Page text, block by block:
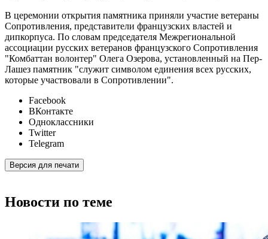
В церемонии открытия памятника приняли участие ветераны
Сопротивления, представители французских властей и
дипкорпуса. По словам председателя Межрегиональной
ассоциации русских ветеранов французского Сопротивления
"Комбаттан волонтер" Олега Озерова, установленный на Пер-
Лашез памятник "служит символом единения всех русских,
которые участвовали в Сопротивлении".
Facebook
ВКонтакте
Одноклассники
Twitter
Telegram
Версия для печати
Новости по теме